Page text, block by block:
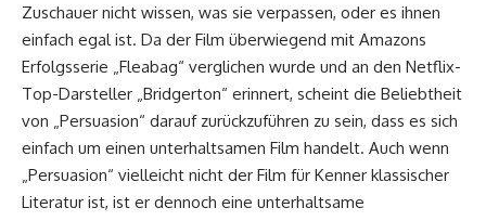
Zuschauer nicht wissen, was sie verpassen, oder es ihnen
einfach egal ist. Da der Film überwiegend mit Amazons
Erfolgsserie „Fleabag“ verglichen wurde und an den Netflix-
Top-Darsteller „Bridgerton“ erinnert, scheint die Beliebtheit
von „Persuasion“ darauf zurückzuführen zu sein, dass es sich
einfach um einen unterhaltsamen Film handelt. Auch wenn
„Persuasion“ vielleicht nicht der Film für Kenner klassischer
Literatur ist, ist er dennoch eine unterhaltsame